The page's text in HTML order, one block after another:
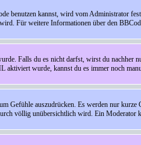
benutzen kannst, wird vom Administrator
Für weitere Informationen über den
Falls du es nicht darfst, wirst du
wurde, kannst du es immer noch
Gefühle auszudrücken. Es werden nur
völlig unübersichtlich wird. Ein Moderator